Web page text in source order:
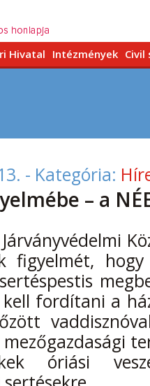
Hivatal Intézmények Civil
- Kategória:
– a
figyelmét,
fordítani a
óriási